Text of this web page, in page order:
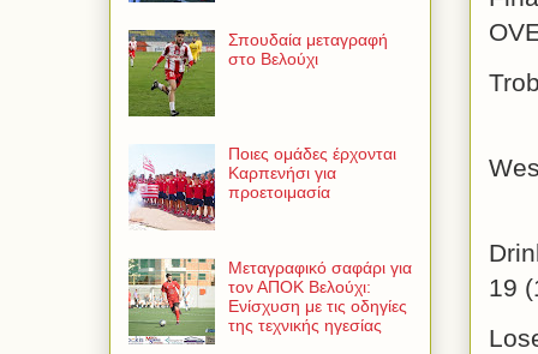
19
Σπουδαία μεταγραφή
στο Βελούχι
Ποιες ομάδες έρχονται
Καρπενήσι για
προετοιμασία
Μεταγραφικό σαφάρι για
τον ΑΠΟΚ Βελούχι:
Ενίσχυση με τις οδηγίες
της τεχνικής ηγεσίας